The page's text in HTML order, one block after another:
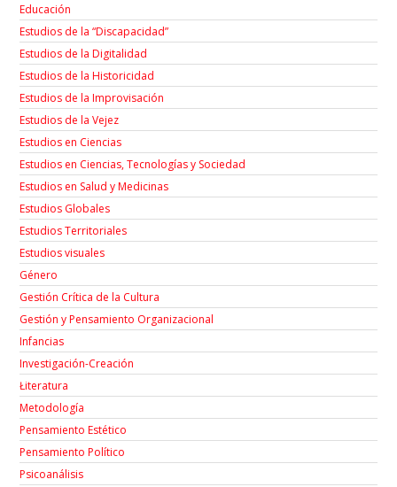
Educación
Estudios de la “Discapacidad”
Estudios de la Digitalidad
Estudios de la Historicidad
Estudios de la Improvisación
Estudios de la Vejez
Estudios en Ciencias
Estudios en Ciencias, Tecnologías y Sociedad
Estudios en Salud y Medicinas
Estudios Globales
Estudios Territoriales
Estudios visuales
Género
Gestión Crítica de la Cultura
Gestión y Pensamiento Organizacional
Infancias
Investigación-Creación
Łiteratura
Metodología
Pensamiento Estético
Pensamiento Político
Psicoanálisis